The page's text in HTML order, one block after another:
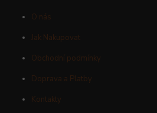
O nás
Jak Nakupovat
Obchodní podmínky
Doprava a Platby
Kontakty